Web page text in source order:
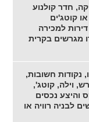
חדר קולנוע
קוטג'ים
למכירה
מגרשים בקרית
נקודות חשובות,
וילה, קוטג',
והיצע נכסים
לבניה רוויה או